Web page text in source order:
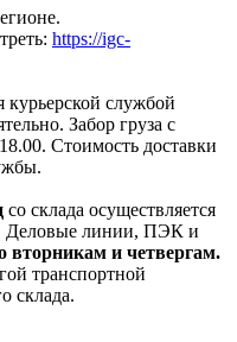
https://igc-
курьерской службой
Забор груза с
Стоимость доставки
со склада осуществляется
Деловые линии, ПЭК и
вторникам и четвергам.
транспортной
склада.